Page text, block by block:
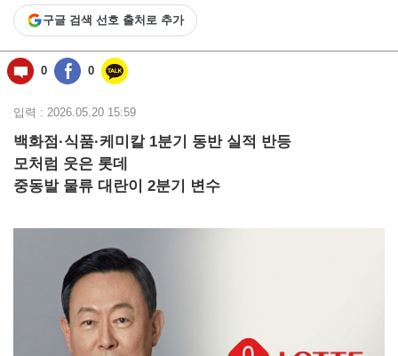
동)
구글 검색 선호 출처로 추가
0 0
입력 : 2026.05.20 15:59
백화점·식품·케미칼 1분기 동반 실적 반등
모처럼 웃은 롯데
중동발 물류 대란이 2분기 변수